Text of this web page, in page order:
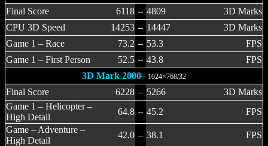
Final Score 6118 – 4809
3D Marks
CPU 3D Speed
14253 – 14447
3D Marks
Game 1 – Race
73.2 – 53.3
FPS
Game 1 – First Person
52.5 – 43.8
FPS
3D Mark 2000– 1024×768/32
Final Score 6228 – 5266
3D Marks
Game 1 – Helicopter –
High Detail
64.8 – 45.2
FPS
Game – Adventure –
High Detail
42.0 – 38.1
FPS